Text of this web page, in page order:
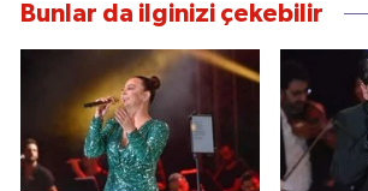
Bunlar da ilginizi çekebilir